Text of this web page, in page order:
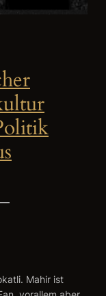
Mahir ist